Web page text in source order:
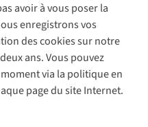
avoir à vous poser la
enregistrons vos
des cookies sur notre
ans. Vous pouvez
via la politique en
page du site Internet.
de confidentialité
Cookie Policy